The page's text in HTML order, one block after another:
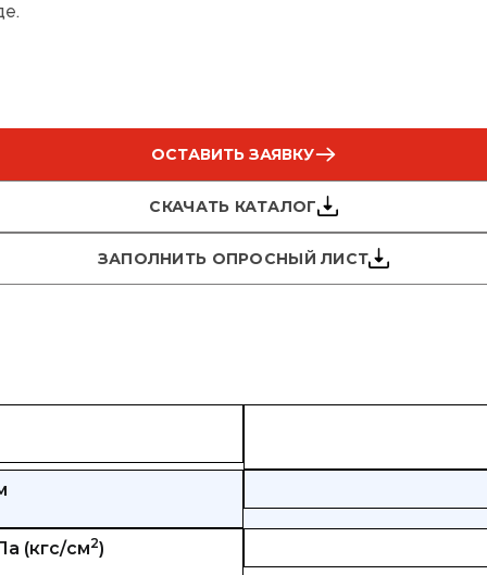
ОСТАВИТЬ ЗАЯВКУ
СКАЧАТЬ КАТАЛОГ
ЗАПОЛНИТЬ ОПРОСНЫЙ ЛИСТ
(кгс/см2)